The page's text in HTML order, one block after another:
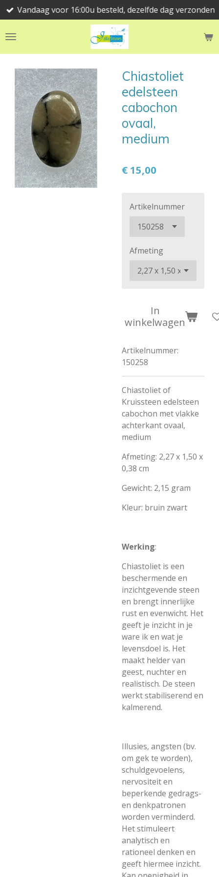
Ga
direct
naar
Vandaag voor 16:00u besteld, dezelfde dag verzonden
Chiastoliet
edelsteen
cabochon
ovaal,
medium
€ 15,00
Artikelnummer
Afmeting
In
winkelwagen
Artikelnummer:
150258
Chiastoliet of
Kruissteen edelsteen
cabochon met vlakke
achterkant ovaal,
medium
Afmeting: 2,27 x 1,50 x
0,38 cm
Gewicht: 2,15 gram
Kleur: bruin zwart
Werking:
Chiastoliet is een
beschermende en
inzichtgevende steen
en brengt innerlijke
rust en evenwicht. Het
geeft je inzicht in je
ware ik en wat je
levensdoel is. Het
maakt helder van
geest, nuchter en
realistisch. De steen
werkt stabiliserend en
kalmerend.
Illusies, angsten (bv.
om gek te worden),
schuldgevoelens,
nervositeit en
beperkende gedrags-
en denkpatronen
worden verminderd.
Het stimuleert
analytisch en
rationeel denken en
geeft hiermee inzicht.